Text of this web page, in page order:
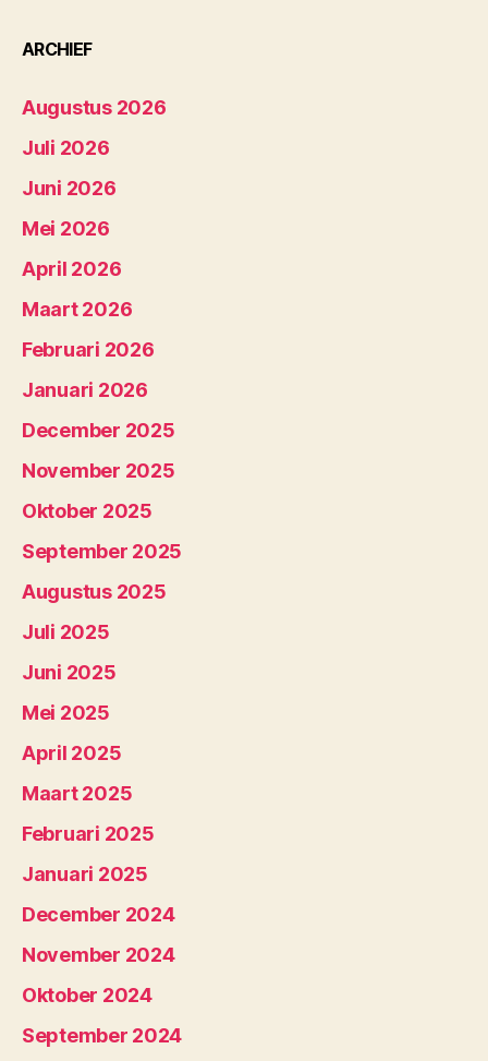
ARCHIEF
Augustus 2026
Juli 2026
Juni 2026
Mei 2026
April 2026
Maart 2026
Februari 2026
Januari 2026
December 2025
November 2025
Oktober 2025
September 2025
Augustus 2025
Juli 2025
Juni 2025
Mei 2025
April 2025
Maart 2025
Februari 2025
Januari 2025
December 2024
November 2024
Oktober 2024
September 2024